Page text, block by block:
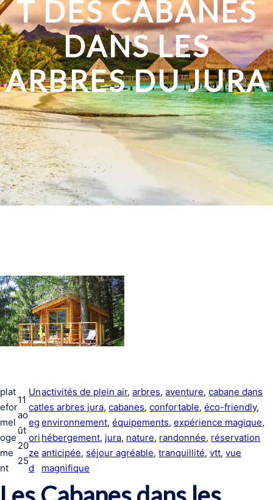
T DES CABANES
DANS LES
ARBRES DU JURA
plat
efor
mel
oge
me
nt
11
ao
ût
20
25
Un
cat
eg
ori
ze
d
activités de plein air, arbres, aventure, cabane dans
les arbres jura, cabanes, confortable, éco-friendly
environnement, équipements, expérience magique
hébergement, jura, nature, randonnée, réservation
anticipée, séjour agréable, tranquillité, vtt, vue
magnifique